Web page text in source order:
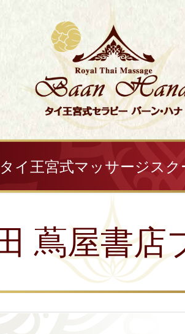
タイ王宮式マッサージスク
蔦屋書店